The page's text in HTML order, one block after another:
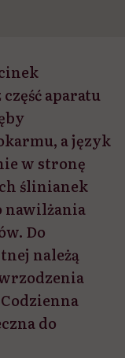
aparatu
a język
w stronę
ślinianek
nawilżania
Do
należą
do